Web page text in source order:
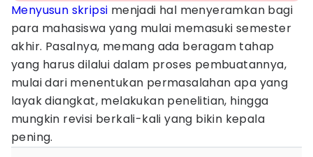
Menyusun skripsi menjadi hal menyeramkan bagi
para mahasiswa yang mulai memasuki semester
akhir. Pasalnya, memang ada beragam tahap
yang harus dilalui dalam proses pembuatannya,
mulai dari menentukan permasalahan apa yang
layak diangkat, melakukan penelitian, hingga
mungkin revisi berkali-kali yang bikin kepala
pening.